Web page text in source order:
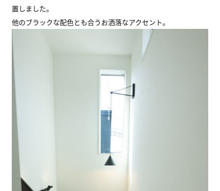
置しました。
他のブラックな配色とも合うお洒落なアクセント。